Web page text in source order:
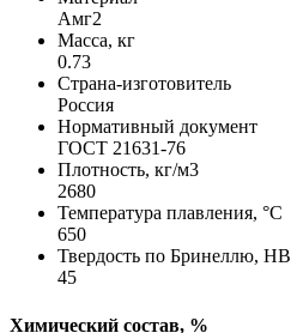
Амг2
Масса, кг
0.73
Страна-изготовитель
Россия
Нормативный документ
ГОСТ 21631-76
Плотность, кг/м3
2680
Температура плавления, °C
650
Твердость по Бринеллю, HB
45
Химический состав, %